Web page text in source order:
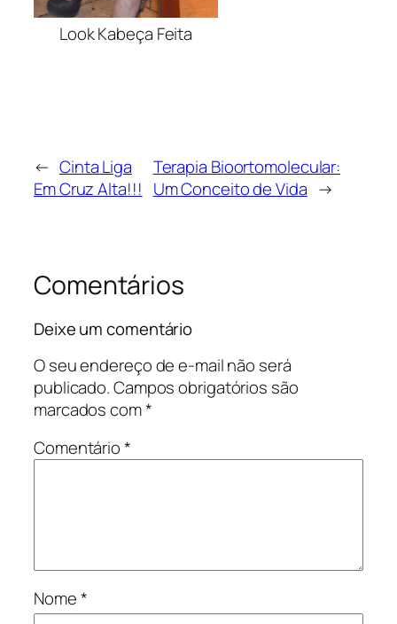
Look Kabeça Feita
← Cinta Liga
Em Cruz Alta!!!
Terapia Bioortomolecular:
Um Conceito de Vida →
Comentários
Deixe um comentário
O seu endereço de e-mail não será
publicado.Campos obrigatórios são
marcados com*
Comentário*
Nome*